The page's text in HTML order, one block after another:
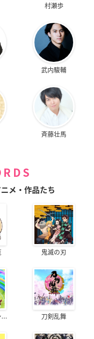
村瀬歩
武内駿輔
斉藤壮馬
メ・作品たち
鬼滅の刃
... 刀剣乱舞